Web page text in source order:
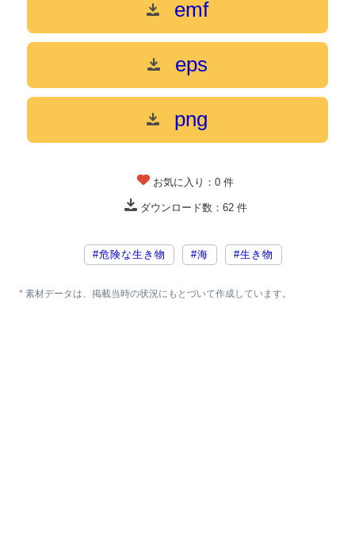
emf
eps
png
お気に入り：0 件
ダウンロード数： 62件
#危険な生き物 #海 #生き物
* 素材データは、掲載当時の状況にもとづいて作成しています。